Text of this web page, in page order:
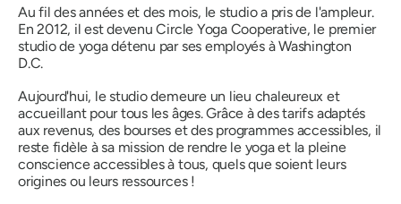
Au fil des années et des mois, le studio a pris de l'ampleur.
En 2012, il est devenu Circle Yoga Cooperative, le premier
studio de yoga détenu par ses employés à Washington
D.C.
Aujourd'hui, le studio demeure un lieu chaleureux et
accueillant pour tous les âges. Grâce à des tarifs adaptés
aux revenus, des bourses et des programmes accessibles, il
reste fidèle à sa mission de rendre le yoga et la pleine
conscience accessibles à tous, quels que soient leurs
origines ou leurs ressources !